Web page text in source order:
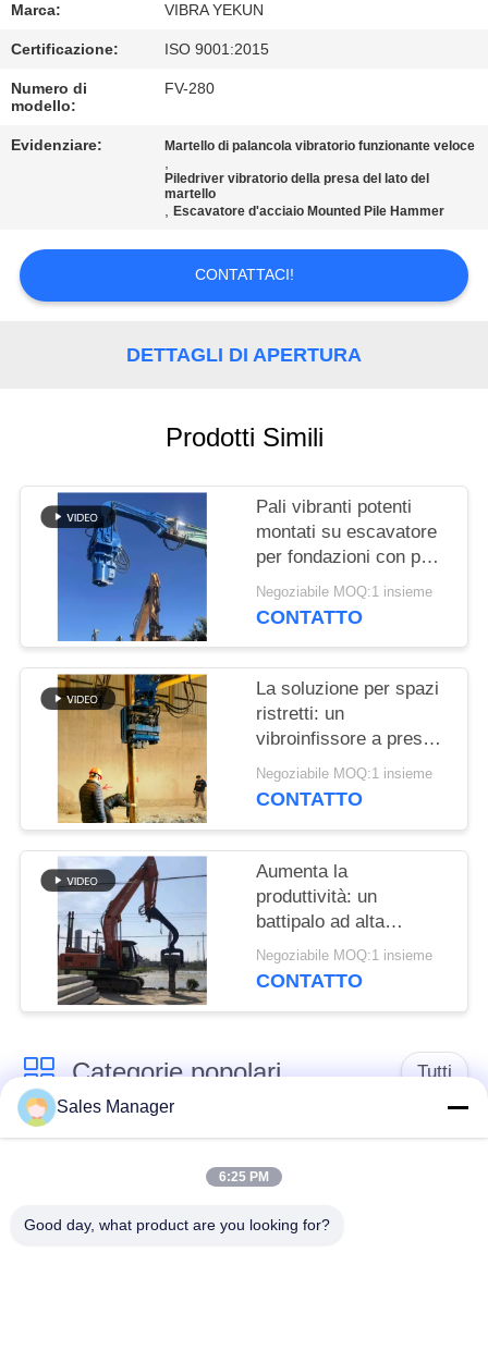
CONTROLLO
DI
QUALITÀ
CONTATTICI
NOTIZIE
SITEMAP
POLICY
Marca: VIBRA YEKUN
Certificazione: ISO 9001:2015
Numero di
modello:
FV-280
Evidenziare: Martello di palancola vibratorio funzionante veloce
,
Piledriver vibratorio della presa del lato del
martello
,Escavatore d'acciaio Mounted Pile Hammer
CONTATTACI!
DETTAGLI DI APERTURA
Prodotti Simili
Pali vibranti potenti
montati su escavatore
per fondazioni con pali
in acciaio e palancole
Negoziabile MOQ:1 insieme
CONTATTO
La soluzione per spazi
ristretti: un
vibroinfissore a presa
laterale con design
compatto per cantieri
Negoziabile MOQ:1 insieme
CONTATTO
Aumenta la
produttività: un
battipalo ad alta
velocità con potente
vibrazione per
Negoziabile MOQ:1 insieme
CONTATTO
Categorie popolari Tutti
escavatore montato
battipalo
Martello elettrico
Piledriver laterale
Sales Manager
6:25 PM
Good day, what product are you looking for?